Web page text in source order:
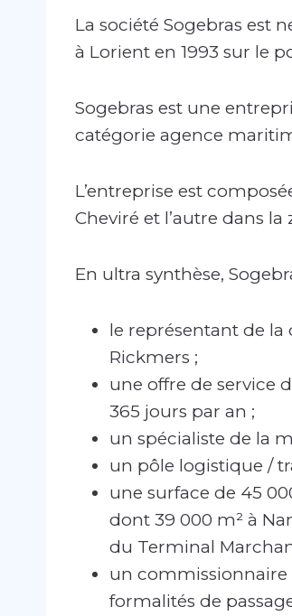
La société Sogebras est
à Lorient en 1993 sur le
Sogebras est une
catégorie agence
L’entreprise est
Cheviré et l’autre dans
En ultra synthèse,
le représentant de
Rickmers ;
une offre de service
365 jours par an ;
un spécialiste de la
un pôle logistique /
une surface de 45
dont 39 000 m² à
du Terminal
un commissionnaire
formalités de